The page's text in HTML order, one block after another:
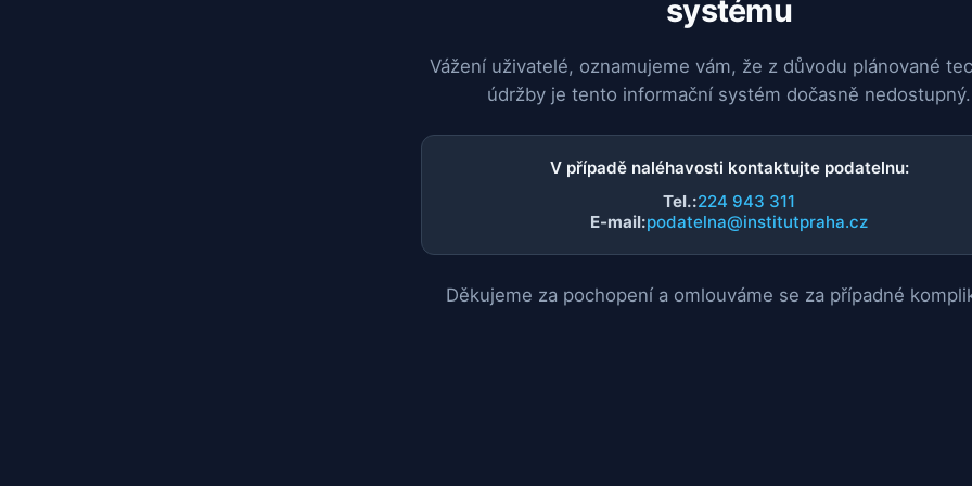
systému
Vážení uživatelé, oznamujeme vám, že z důvodu plánované
údržby je tento informační systém dočasně nedostupný.
V případě naléhavosti kontaktujte podatelnu:
Tel.:224 943 311
E-mail:podatelna@institutpraha.cz
Děkujeme za pochopení a omlouváme se za případné